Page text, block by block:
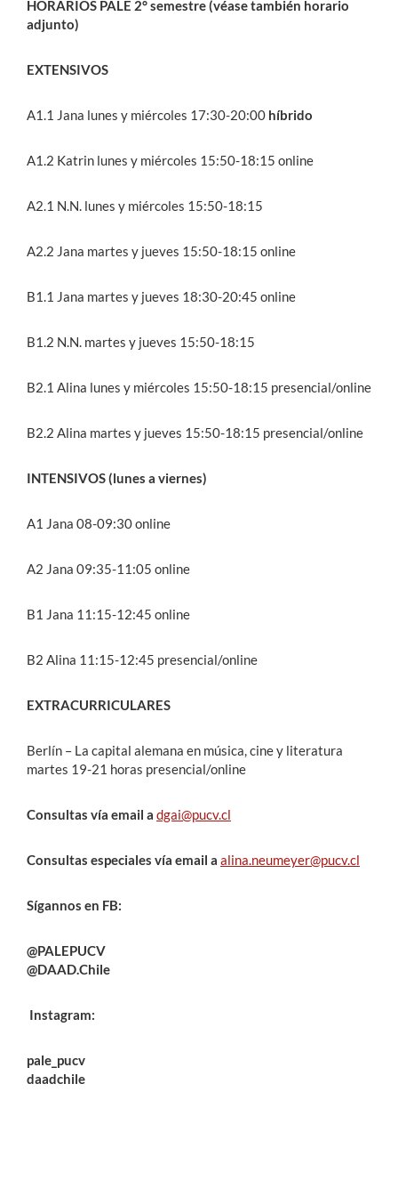
HORARIOS PALE 2° semestre (véase también horario
adjunto)
EXTENSIVOS
A1.1 Jana lunes y miércoles 17:30-20:00 híbrido
A1.2 Katrin lunes y miércoles 15:50-18:15 online
A2.1 N.N. lunes y miércoles 15:50-18:15
A2.2 Jana martes y jueves 15:50-18:15 online
B1.1 Jana martes y jueves 18:30-20:45 online
B1.2 N.N. martes y jueves 15:50-18:15
B2.1 Alina lunes y miércoles 15:50-18:15 presencial/online
B2.2 Alina martes y jueves 15:50-18:15 presencial/online
INTENSIVOS (lunes a viernes)
A1 Jana 08-09:30 online
A2 Jana 09:35-11:05 online
B1 Jana 11:15-12:45 online
B2 Alina 11:15-12:45 presencial/online
EXTRACURRICULARES
Berlín – La capital alemana en música, cine y literatura
martes 19-21 horas presencial/online
Consultas vía email a dgai@pucv.cl
Consultas especiales vía email a alina.neumeyer@pucv.cl
Sígannos en FB:
@PALEPUCV
@DAAD.Chile
Instagram:
pale_pucv
daadchile